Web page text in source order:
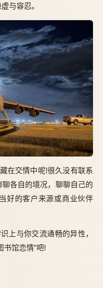
与容忍。
交情中呢!很久没有联系
各自的境况，聊聊自己的
好的客户来源或商业伙伴
与你交流通畅的异性，
书馆恋情”吧!